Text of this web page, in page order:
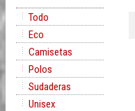
Todo
Eco
Camisetas
Polos
Sudaderas
Unisex